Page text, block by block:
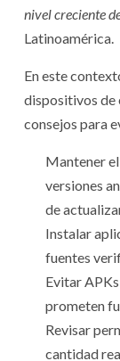
nivel creciente
Latinoamérica.
En este
dispositivos de
consejos para
Mantener
versiones
de
Instalar
fuentes
Evitar
prometen
Revisar
cantidad